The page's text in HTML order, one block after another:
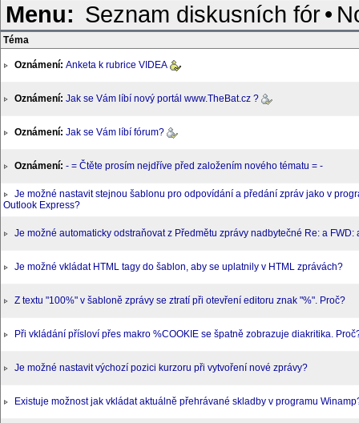
Menu: Seznam diskusních fór•
Téma
Oznámení: Anketa k rubrice VIDEA
Oznámení: Jak se Vám líbí nový portál www.TheBat.cz ?
Oznámení: Jak se Vám líbí fórum?
Oznámení: - = Čtěte prosím nejdříve před založením nového tématu = -
Je možné nastavit stejnou šablonu pro odpovídání a předání zpráv jako v
Outlook Express?
Je možné automaticky odstraňovat z Předmětu zprávy nadbytečné Re: a FWD:
Je možné vkládat HTML tagy do šablon, aby se uplatnily v HTML zprávách?
Z textu "100%" v šabloně zprávy se ztratí při otevření editoru znak "%". Proč?
Při vkládání přísloví přes makro %COOKIE se špatně zobrazuje diakritika.
Je možné nastavit výchozí pozici kurzoru při vytvoření nové zprávy?
Existuje možnost jak vkládat aktuálně přehrávané skladby v programu